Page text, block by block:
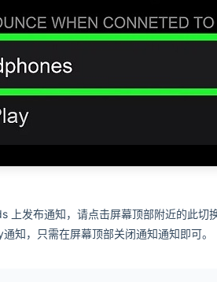
上发布通知，请点击屏幕顶部附近的此切
知，只需在屏幕顶部关闭通知通知即可。